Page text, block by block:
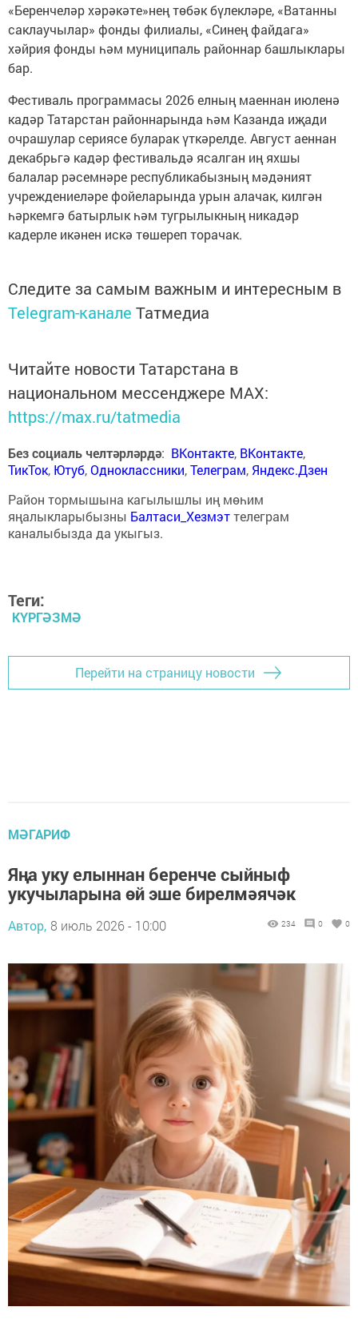
«Беренчеләр хәрәкәте»нең төбәк бүлекләре, «Ватанны
саклаучылар» фонды филиалы, «Синең файдага»
хәйрия фонды һәм муниципаль районнар башлыклары
бар.
Фестиваль программасы 2026 елның маеннан июленә
кадәр Татарстан районнарында һәм Казанда иҗади
очрашулар сериясе буларак үткәрелде. Август аеннан
декабрьгә кадәр фестивальдә ясалган иң яхшы
балалар рәсемнәре республикабызның мәдәният
учреждениеләре фойеларында урын алачак, килгән
һәркемгә батырлык һәм тугрылыкның никадәр
кадерле икәнен искә төшереп торачак.
Следите за самым важным и интересным в
Telegram-канале Татмедиа
Читайте новости Татарстана в
национальном мессенджере MАХ:
https://max.ru/tatmedia
Без социаль челтәрләрдә: ВКонтакте, ВКонтакте,
ТикТок, Ютуб,Одноклассники,Телеграм, Яндекс.Дзен
Район тормышына кагылышлы иң мөһим
яңалыкларыбызны Балтаси_Хезмэттелеграм
каналыбызда да укыгыз.
Теги:
КҮРГӘЗМӘ
Перейти на страницу новости
МӘГАРИФ
Яңа уку елыннан беренче сыйныф
укучыларына өй эше бирелмәячәк
Автор, 8 июль 2026 - 10:00 234 0 0